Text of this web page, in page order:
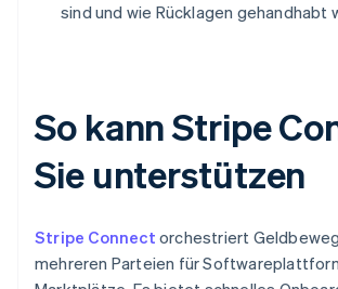
sind und wie Rücklagen gehandhabt
So kann Stripe
Sie unterstützen
Stripe Connect orchestriert
mehreren Parteien für